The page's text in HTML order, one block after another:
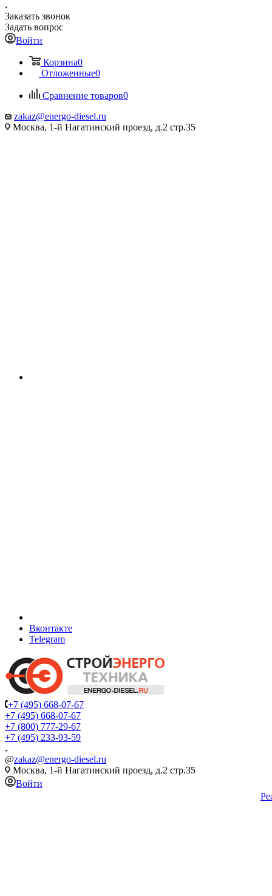
Заказать звонок
Задать вопрос
Войти
Корзина0
Отложенные0
Сравнение товаров0
zakaz@energo-diesel.ru
Москва, 1-й Нагатинский проезд, д.2 стр.35
Вконтакте
Telegram
+7 (495) 668-07-67
+7 (495) 668-07-67
+7 (800) 777-29-67
+7 (495) 233-93-59
@zakaz@energo-diesel.ru
Москва, 1-й Нагатинский проезд, д.2 стр.35
Войти